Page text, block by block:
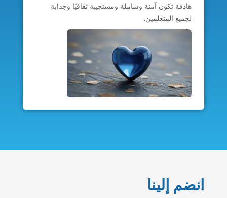
هادفة تكون آمنة وشاملة ومستجيبة ثقافيًا وجذابة
لجميع المتعلمين.
انضم إلينا